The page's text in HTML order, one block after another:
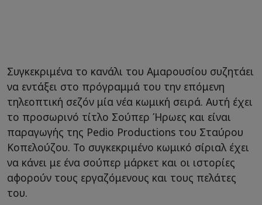
Συγκεκριμένα το κανάλι του Αμαρουσίου συζητάει
να εντάξει στο πρόγραμμά του την επόμενη
τηλεοπτική σεζόν μία νέα κωμική σειρά. Αυτή έχει
το προσωρινό τίτλο Σούπερ Ήρωες και είναι
παραγωγής της Pedio Productions του Σταύρου
Κοπελούζου. Το συγκεκριμένο κωμικό σίριαλ έχει
να κάνει με ένα σούπερ μάρκετ και οι ιστορίες
αφορούν τους εργαζόμενους και τους πελάτες
του.